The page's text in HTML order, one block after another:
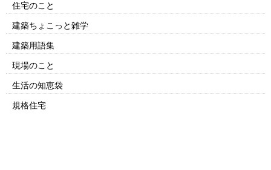
住宅のこと
建築ちょこっと雑学
建築用語集
現場のこと
生活の知恵袋
規格住宅